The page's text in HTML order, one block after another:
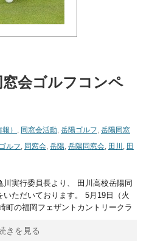
窓会ゴルフコンペ
） , 同窓会活動, 岳陽ゴルフ, 岳陽同窓
ゴルフ, 同窓会, 岳陽, 岳陽同窓会, 田川 , 田
実行委員長より、 田川高校岳陽同
ただいております。 5月19日（火
町の福岡フェザントカントリークラ
きを見る